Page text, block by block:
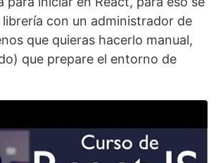
con un administrador de
que quieras hacerlo manual,
que prepare el entorno de